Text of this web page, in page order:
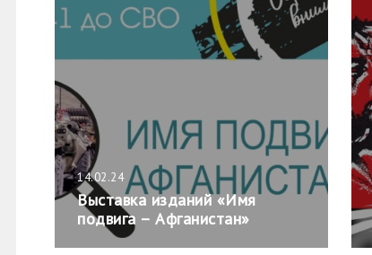
14.02.24
Выставка изданий «Имя
подвига – Афганистан»